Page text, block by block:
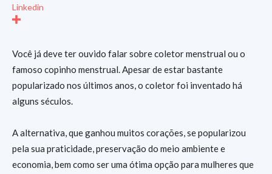
Linkedin
Você já deve ter ouvido falar sobre coletor menstrual ou o
famoso copinho menstrual. Apesar de estar bastante
popularizado nos últimos anos, o coletor foi inventado há
alguns séculos.
A alternativa, que ganhou muitos corações, se popularizou
pela sua praticidade, preservação do meio ambiente e
economia, bem como ser uma ótima opção para mulheres que